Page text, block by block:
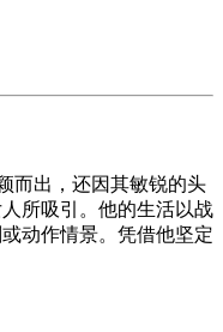
而出，还因其敏锐的头
所吸引。他的生活以战
动作情景。凭借他坚定